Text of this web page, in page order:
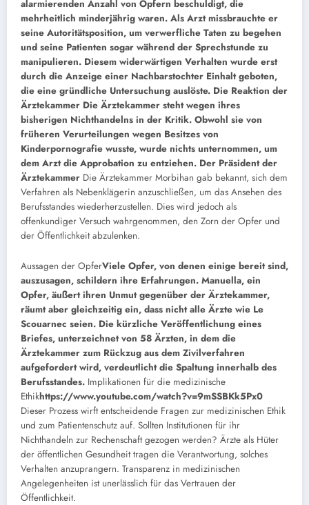
alarmierenden Anzahl von Opfern beschuldigt, die
mehrheitlich minderjährig waren. Als Arzt missbrauchte er
seine Autoritätsposition, um verwerfliche Taten zu begehen
und seine Patienten sogar während der Sprechstunde zu
manipulieren. Diesem widerwärtigen Verhalten wurde erst
durch die Anzeige einer Nachbarstochter Einhalt geboten,
die eine gründliche Untersuchung auslöste. Die Reaktion der
Ärztekammer Die Ärztekammer steht wegen ihres
bisherigen Nichthandelns in der Kritik. Obwohl sie von
früheren Verurteilungen wegen Besitzes von
Kinderpornografie wusste, wurde nichts unternommen, um
dem Arzt die Approbation zu entziehen. Der Präsident der
Ärztekammer Die Ärztekammer Morbihan gab bekannt, sich dem
Verfahren als Nebenklägerin anzuschließen, um das Ansehen des
Berufsstandes wiederherzustellen. Dies wird jedoch als
offenkundiger Versuch wahrgenommen, den Zorn der Opfer und
der Öffentlichkeit abzulenken.
Aussagen der OpferViele Opfer, von denen einige bereit sind,
auszusagen, schildern ihre Erfahrungen. Manuella, ein
Opfer, äußert ihren Unmut gegenüber der Ärztekammer,
räumt aber gleichzeitig ein, dass nicht alle Ärzte wie Le
Scouarnec seien. Die kürzliche Veröffentlichung eines
Briefes, unterzeichnet von 58 Ärzten, in dem die
Ärztekammer zum Rückzug aus dem Zivilverfahren
aufgefordert wird, verdeutlicht die Spaltung innerhalb des
Berufsstandes. Implikationen für die medizinische
Ethikhttps://www.youtube.com/watch?v=9mSSBKk5Px0
Dieser Prozess wirft entscheidende Fragen zur medizinischen Ethik
und zum Patientenschutz auf. Sollten Institutionen für ihr
Nichthandeln zur Rechenschaft gezogen werden? Ärzte als Hüter
der öffentlichen Gesundheit tragen die Verantwortung, solches
Verhalten anzuprangern. Transparenz in medizinischen
Angelegenheiten ist unerlässlich für das Vertrauen der
Öffentlichkeit.